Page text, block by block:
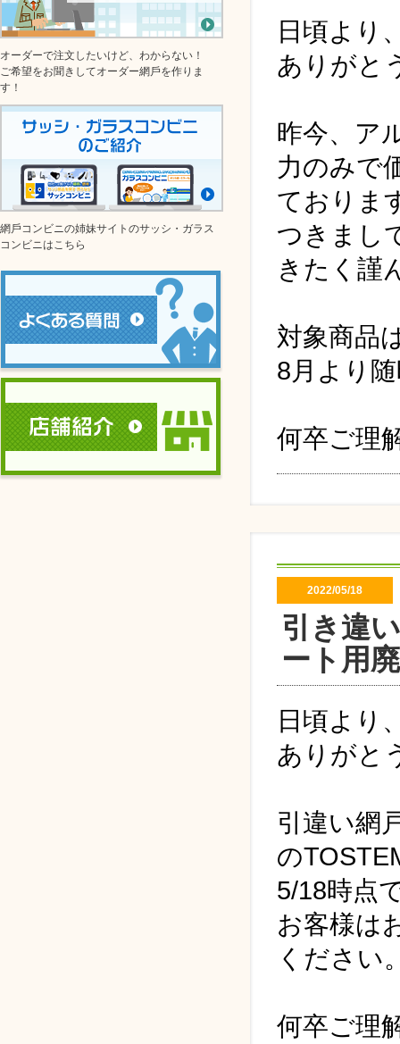
オーダーで注文したいけど、わからない！
ご希望をお聞きしてオーダー網⼾を作りま
す！
網⼾コンビニの姉妹サイトのサッシ・ガラス
コンビニはこちら
日頃より
ありがと
昨今、ア
力のみで
ておりま
つきまし
きたく謹
対象商品
8月より
何卒ご理
2022/05/18
引き違
ート用
日頃より
ありがと
引違い網
の
5/18時点
お客様は
ください
何卒ご理